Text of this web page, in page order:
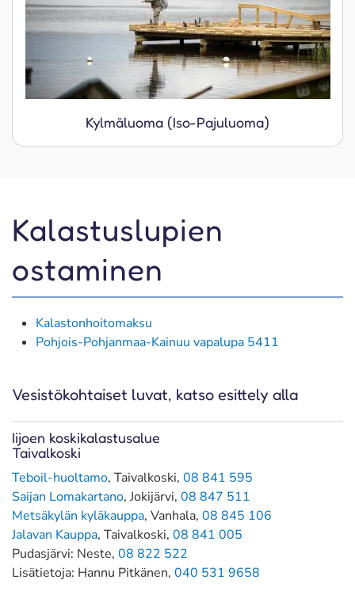
Kylmäluoma (Iso-Pajuluoma)
Kalastuslupien
ostaminen
Kalastonhoitomaksu
Pohjois-Pohjanmaa-Kainuu vapalupa 5411
Vesistökohtaiset luvat, katso esittely alla
Iijoen koskikalastusalue
Taivalkoski
Teboil-huoltamo, Taivalkoski, 08 841 595
Saijan Lomakartano, Jokijärvi, 08 847 511
Metsäkylän kyläkauppa, Vanhala, 08 845 106
Jalavan Kauppa, Taivalkoski, 08 841 005
Pudasjärvi: Neste, 08 822 522
Lisätietoja: Hannu Pitkänen, 040 531 9658